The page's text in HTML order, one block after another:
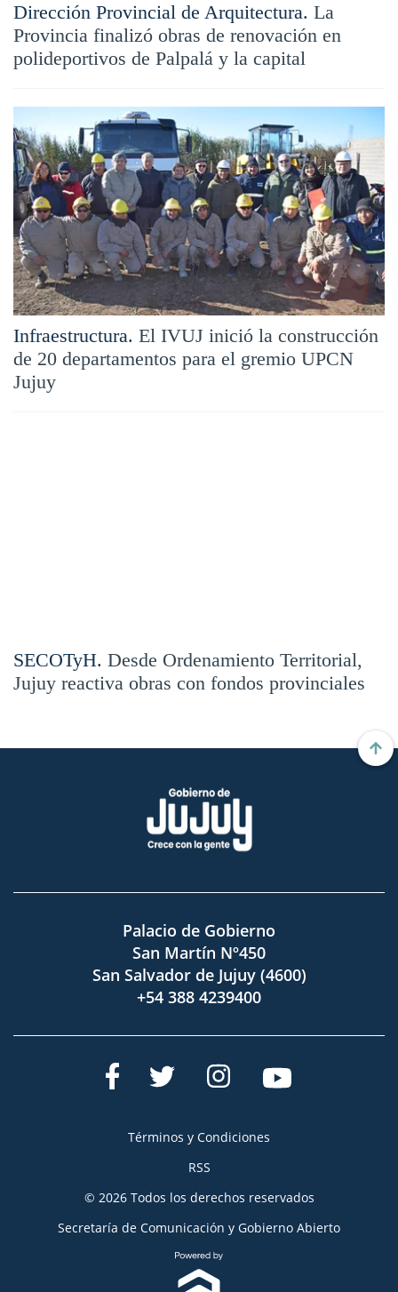
Dirección Provincial de Arquitectura. La
Provincia finalizó obras de renovación en
polideportivos de Palpalá y la capital
Infraestructura. El IVUJ inició la construcción
de 20 departamentos para el gremio UPCN
Jujuy
SECOTyH. Desde Ordenamiento Territorial,
Jujuy reactiva obras con fondos provinciales
Palacio de Gobierno
San Martín Nº450
San Salvador de Jujuy (4600)
+54 388 4239400
Términos y Condiciones
RSS
© 2026 Todos los derechos reservados
Secretaría de Comunicación y Gobierno Abierto